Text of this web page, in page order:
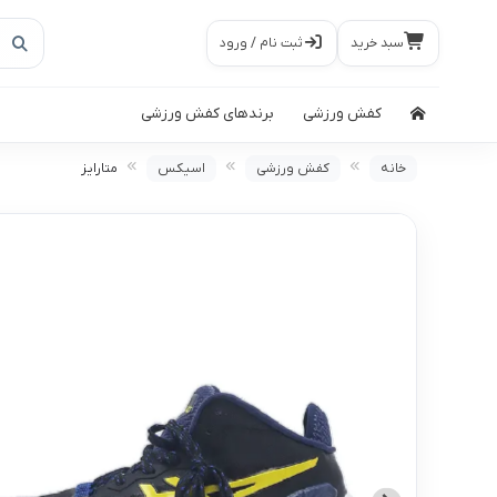
سبد خرید ثبت نام / ورود
کفش ورزشی برندهای کفش ورزشی
خانه کفش ورزشی اسیکس متارایز